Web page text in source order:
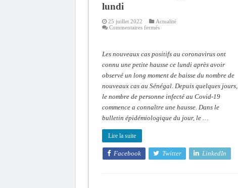
lundi
25 juillet 2022
Actualité
Commentaires ferméssur
47
nouvelles
contaminations
ce
Les nouveaux cas positifs au coronavirus ont
connu une petite hausse ce lundi après avoir
observé un long moment de baisse du nombre de
nouveaux cas au Sénégal. Depuis quelques jours,
le nombre de personne infecté au Covid-19
commence a connaître une hausse. Dans le
bulletin épidémiologique du jour, le …
Lire la suite
Facebook Twitter LinkedIn